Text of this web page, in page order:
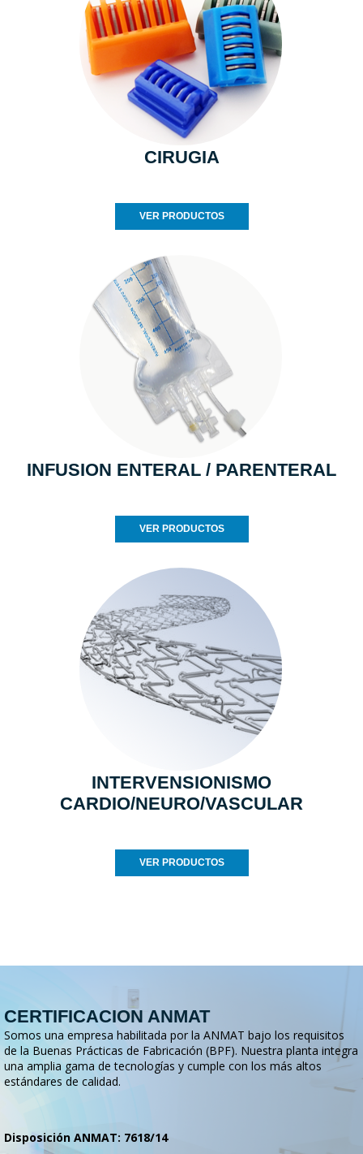
CIRUGIA
VER PRODUCTOS
INFUSION ENTERAL / PARENTERAL
VER PRODUCTOS
INTERVENSIONISMO
CARDIO/NEURO/VASCULAR
VER PRODUCTOS
CERTIFICACION ANMAT
Somos una empresa habilitada por la ANMAT bajo los requisitos
de la Buenas Prácticas de Fabricación (BPF). Nuestra planta integra
una amplia gama de tecnologías y cumple con los más altos
estándares de calidad.
Disposición ANMAT: 7618/14